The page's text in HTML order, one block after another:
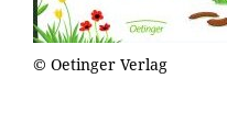
© Oetinger Verlag